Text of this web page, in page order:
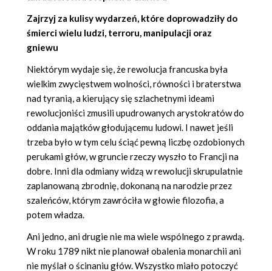
Zajrzyj za kulisy wydarzeń, które doprowadziły do
śmierci wielu ludzi, terroru, manipulacji oraz
gniewu
Niektórym wydaje się, że rewolucja francuska była
wielkim zwycięstwem wolności, równości i braterstwa
nad tyranią, a kierujący się szlachetnymi ideami
rewolucjoniści zmusili upudrowanych arystokratów do
oddania majątków głodującemu ludowi. I nawet jeśli
trzeba było w tym celu ściąć pewną liczbę ozdobionych
perukami głów, w gruncie rzeczy wyszło to Francji na
dobre. Inni dla odmiany widzą w rewolucji skrupulatnie
zaplanowaną zbrodnię, dokonaną na narodzie przez
szaleńców, którym zawróciła w głowie filozofia, a
potem władza.
Ani jedno, ani drugie nie ma wiele wspólnego z prawdą.
W roku 1789 nikt nie planował obalenia monarchii ani
nie myślał o ścinaniu głów. Wszystko miało potoczyć